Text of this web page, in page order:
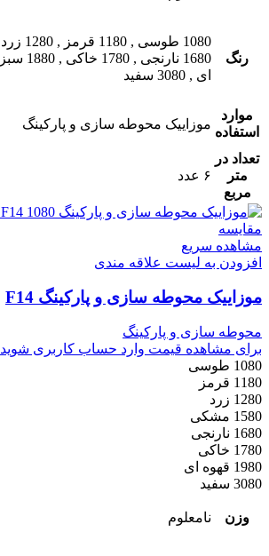
رنگ
1080 طوسی , 1180 قرمز , 1280 زرد
1680 نارنجی
, 1780 خاکی , 1880 سبز سدری
ای , 3080 سفید
موارد
استفاده
موزاییک محوطه سازی و پارکینگ
تعداد در
متر
مربع
۶ عدد
مقایسه
مشاهده سریع
افزودن به لیست علاقه مندی
موزاییک محوطه سازی و پارکینگ F14
محوطه سازی و پارکینگ
برای مشاهده قیمت وارد حساب کاربری شوید
1080 طوسی
1180 قرمز
1280 زرد
1580 مشکی
1680 نارنجی
1780 خاکی
1980 قهوه ای
3080 سفید
وزن نامعلوم